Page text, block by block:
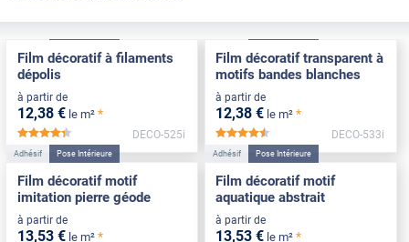
Film décoratif à filaments
dépolis
à partir de
12,38 € le m² *
*****
DECO-525i
Film décoratif transparent à
motifs bandes blanches
à partir de
12,38 € le m² *
*****
DECO-533i
Adhésif Pose Intérieure
Film décoratif motif
imitation pierre géode
à partir de
13,53 € le m² *
Adhésif Pose Intérieure
Film décoratif motif
aquatique abstrait
à partir de
13,53 € le m² *